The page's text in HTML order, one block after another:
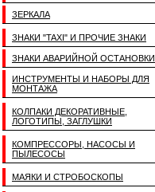
ЗЕРКАЛА
ЗНАКИ "TAXI" И ПРОЧИЕ ЗНАКИ
ЗНАКИ АВАРИЙНОЙ ОСТАНОВКИ
ИНСТРУМЕНТЫ И НАБОРЫ ДЛЯ
МОНТАЖА
КОЛПАКИ ДЕКОРАТИВНЫЕ,
ЛОГОТИПЫ, ЗАГЛУШКИ
КОМПРЕССОРЫ, НАСОСЫ И
ПЫЛЕСОСЫ
МАЯКИ И СТРОБОСКОПЫ